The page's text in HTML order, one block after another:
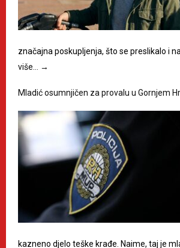
značajna poskupljenja, što se preslikalo i
više… →
Mladić osumnjičen za provalu u Gornjem
kazneno djelo teške krađe. Naime, taj je